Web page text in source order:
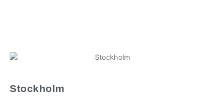
Stockholm